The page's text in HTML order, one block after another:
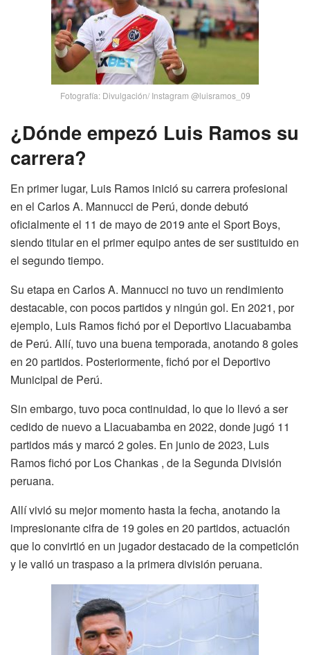
Fotografía: Divulgación/ Instagram @luisramos_09
¿Dónde empezó Luis Ramos su
carrera?
En primer lugar, Luis Ramos inició su carrera profesional
en el Carlos A. Mannucci de Perú, donde debutó
oficialmente el 11 de mayo de 2019 ante el Sport Boys,
siendo titular en el primer equipo antes de ser sustituido en
el segundo tiempo.
Su etapa en Carlos A. Mannucci no tuvo un rendimiento
destacable, con pocos partidos y ningún gol. En 2021, por
ejemplo, Luis Ramos fichó por el Deportivo Llacuabamba
de Perú. Allí, tuvo una buena temporada, anotando 8 goles
en 20 partidos. Posteriormente, fichó por el Deportivo
Municipal de Perú.
Sin embargo, tuvo poca continuidad, lo que lo llevó a ser
cedido de nuevo a Llacuabamba en 2022, donde jugó 11
partidos más y marcó 2 goles. En junio de 2023, Luis
Ramos fichó por Los Chankas , de la Segunda División
peruana.
Allí vivió su mejor momento hasta la fecha, anotando la
impresionante cifra de 19 goles en 20 partidos, actuación
que lo convirtió en un jugador destacado de la competición
y le valió un traspaso a la primera división peruana.